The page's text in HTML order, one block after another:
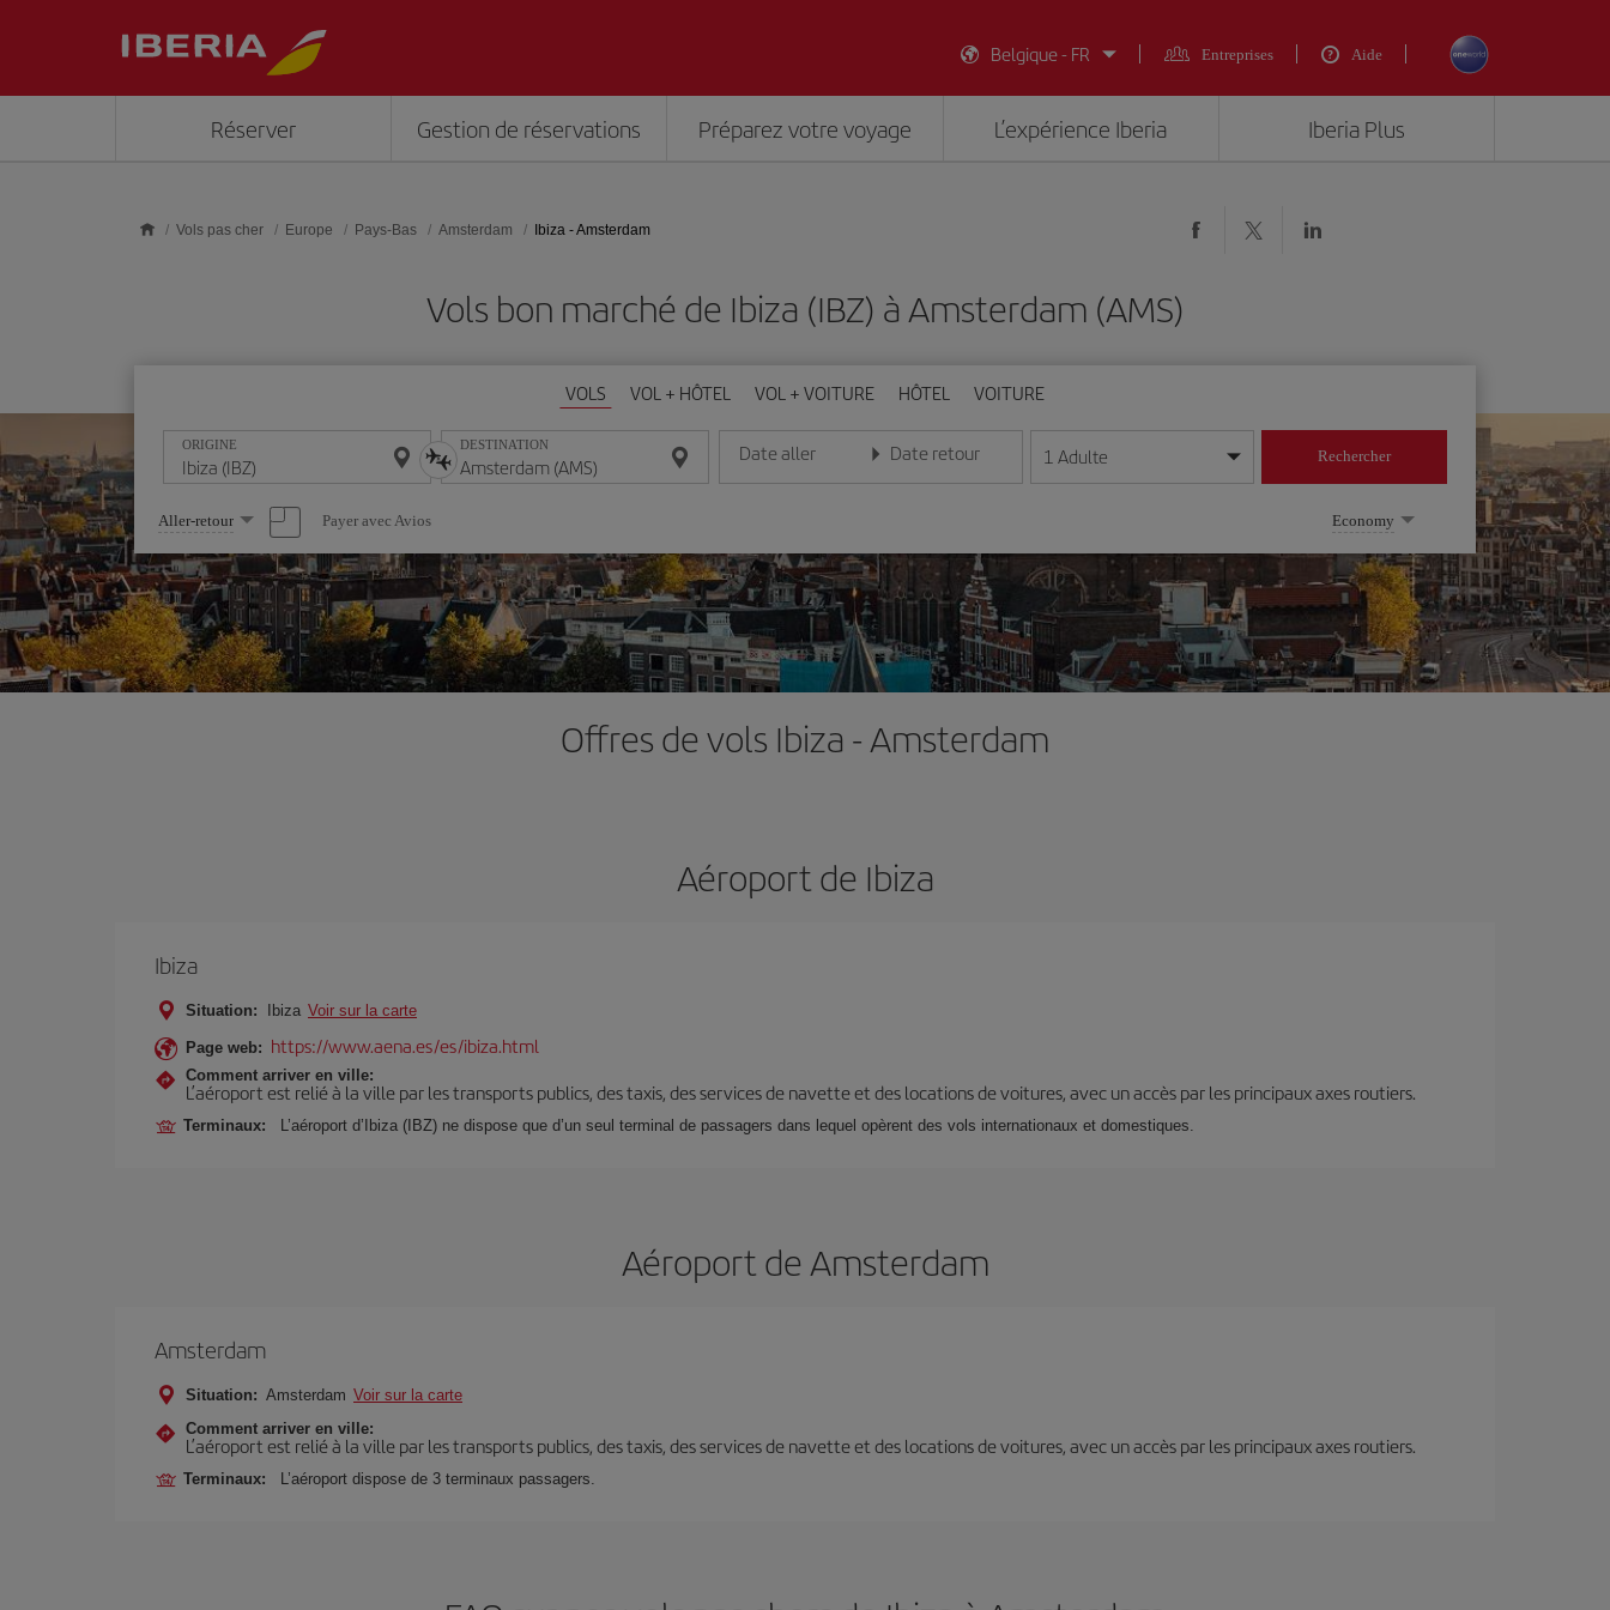
Belgique - FR
Entreprises Aide
Réserver Gestion de réservations Préparez votre voyage L’expérience Iberia Iberia Plus
Vols pas cher Europe Pays-Bas Amsterdam Ibiza - Amsterdam
Vols bon marché de Ibiza (IBZ) à Amsterdam (AMS)
VOLS VOL + HÔTEL VOL + VOITURE HÔTEL VOITURE
ORIGINE DESTINATION Date aller
Entrez la date au format jour/mois/année
Date retour
Entrez la date au format jour/mois/année
1 Adulte Rechercher
Sélectionnez
une
option
Aller-retour Payer avec Avios Economy
Offres de vols Ibiza - Amsterdam
Aéroport de Ibiza
Ibiza
Situation: Ibiza Voir sur la carte
Page web: https://www.aena.es/es/ibiza.html
Comment arriver en ville:
L’aéroport est relié à la ville par les transports publics, des taxis, des services de navette et des locations de voitures, avec un accès par les principaux axes routiers.
Terminaux: L’aéroport d’Ibiza (IBZ) ne dispose que d’un seul terminal de passagers dans lequel opèrent des vols internationaux et domestiques.
Aéroport de Amsterdam
Amsterdam
Situation: Amsterdam Voir sur la carte
Comment arriver en ville:
L’aéroport est relié à la ville par les transports publics, des taxis, des services de navette et des locations de voitures, avec un accès par les principaux axes routiers.
Terminaux: L’aéroport dispose de 3 terminaux passagers.